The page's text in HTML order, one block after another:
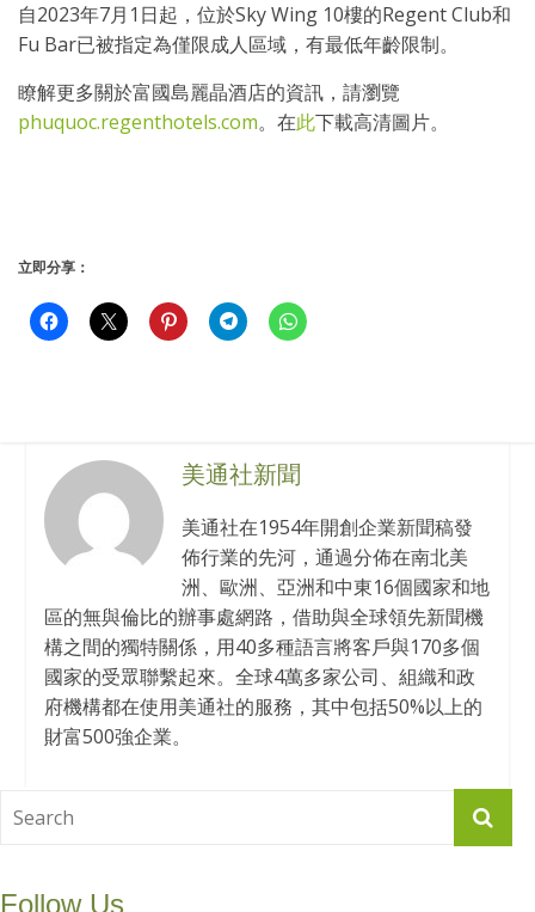
自2023年7月1日起，位於Sky Wing 10樓的Regent Club和
Fu Bar已被指定為僅限成人區域，有最低年齡限制。
瞭解更多關於富國島麗晶酒店的資訊，請瀏覽
phuquoc.regenthotels.com。在此下載高清圖片。
立即分享：
美通社新聞
美通社在1954年開創企業新聞稿發
佈行業的先河，通過分佈在南北美
洲、歐洲、亞洲和中東16個國家和地
區的無與倫比的辦事處網路，借助與全球領先新聞機
構之間的獨特關係，用40多種語言將客戶與170多個
國家的受眾聯繫起來。全球4萬多家公司、組織和政
府機構都在使用美通社的服務，其中包括50%以上的
財富500強企業。
Follow Us